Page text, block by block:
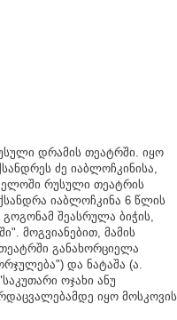
დრამის თეატრში. იყო
ძე იაბლოჩკინისა,
რუსული თეატრის
იაბლოჩკინა 6 წლის
შეასრულა ბიჭის,
მოგვიანებით, მამის
განახორციელა
და ნატაშა (ა.
ოჯახი ანუ
იყო მოსკოვის